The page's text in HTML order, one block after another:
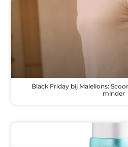
Black Friday bij Malelions:
minder